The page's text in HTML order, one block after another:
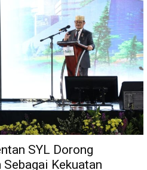
SYL Dorong
Kekuatan